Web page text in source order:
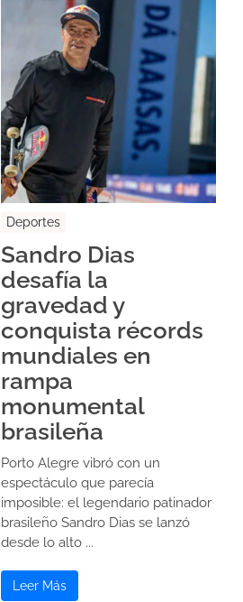
Deportes
Sandro Dias
desafía la
gravedad y
conquista récords
mundiales en
rampa
monumental
brasileña
Porto Alegre vibró con un
espectáculo que parecía
imposible: el legendario patinador
brasileño Sandro Dias se lanzó
desde lo alto ...
Leer Más